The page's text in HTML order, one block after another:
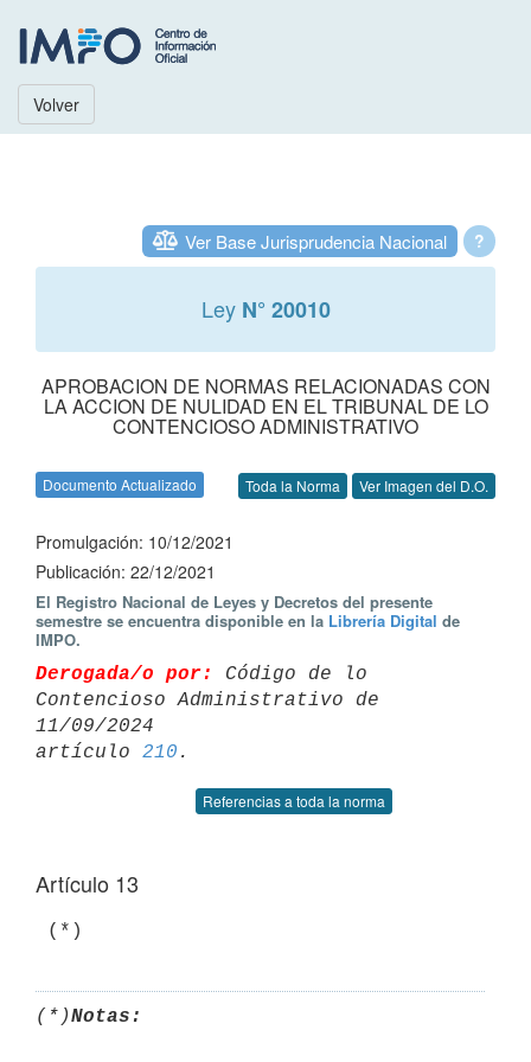
Volver
?
Ver Base Jurisprudencia Nacional
Ley N° 20010
APROBACION DE NORMAS RELACIONADAS CON
LA ACCION DE NULIDAD EN EL TRIBUNAL DE LO
CONTENCIOSO ADMINISTRATIVO
Documento Actualizado Toda la Norma Ver Imagen del D.O.
Promulgación: 10/12/2021
Publicación: 22/12/2021
El Registro Nacional de Leyes y Decretos del presente
semestre se encuentra disponible en la Librería Digital de
IMPO.
Derogada/o por:
Código de lo
Contencioso Administrativo de
11/09/2024
artículo 210
Referencias a toda la norma
Artículo 13
(*)
(*)Notas: